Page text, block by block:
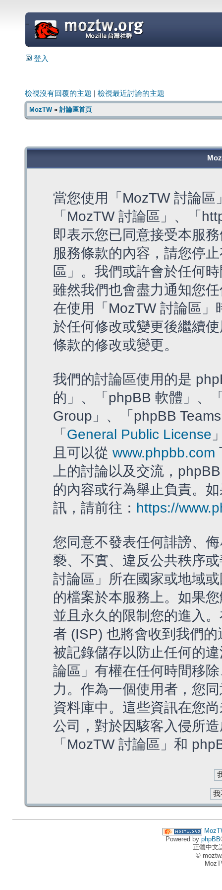
=
登入
檢視沒有回覆的主題 檢視最近討論的主題
MozTW» 討論區首頁
當您使用「MozTW 討論
「MozTW 討論區」、「
即表示您已同意接受本服
服務條款的內容，請您停
區」。我們或許會於任何
雖然我們也會盡力通知您
在使用「MozTW 討論區
於任何修改或變更後繼續
條款的修改或變更。
我們的討論區使用的是
的」、「phpBB 軟體」、
Group」、「phpBB
「 General Public License
且可以從 www.phpbb.com
上的討論以及交流，
的內容或行為舉止負責。
訊，請前往： https://
您同意不發表任何誹謗、
褻、不實、違反公共秩序
討論區」所在國家或地域
的檔案於本服務上。如果
並且永久的限制您的進入
者 (ISP) 也將會收到我們
被記錄儲存以防止任何的
論區」有權在任何時間移
力。作為一個使用者，您
資料庫中。這些資訊在您
公司，對於因駭客入侵所
「MozTW 討論區」和
Powered by phpBB
正體中文
©